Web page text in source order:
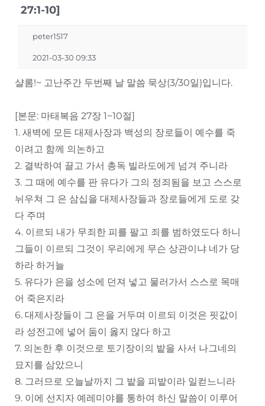
27:1-10]
peter1517
2021-03-30 09:33
샬롬!~ 고난주간 두번째 날 말씀 묵상(3/30일)입니다.
[본문: 마태복음 27장 1~10절]
1. 새벽에 모든 대제사장과 백성의 장로들이 예수를 죽
이려고 함께 의논하고
2. 결박하여 끌고 가서 총독 빌라도에게 넘겨 주니라
3. 그 때에 예수를 판 유다가 그의 정죄됨을 보고 스스로
뉘우쳐 그 은 삼십을 대제사장들과 장로들에게 도로 갖
다 주며
4. 이르되 내가 무죄한 피를 팔고 죄를 범하였도다 하니
그들이 이르되 그것이 우리에게 무슨 상관이냐 네가 당
하라 하거늘
5. 유다가 은을 성소에 던져 넣고 물러가서 스스로 목매
어 죽은지라
6. 대제사장들이 그 은을 거두며 이르되 이것은 핏값이
라 성전고에 넣어 둠이 옳지 않다 하고
7. 의논한 후 이것으로 토기장이의 밭을 사서 나그네의
묘지를 삼았으니
8. 그러므로 오늘날까지 그 밭을 피밭이라 일컫느니라
9. 이에 선지자 예레미야를 통하여 하신 말씀이 이루어